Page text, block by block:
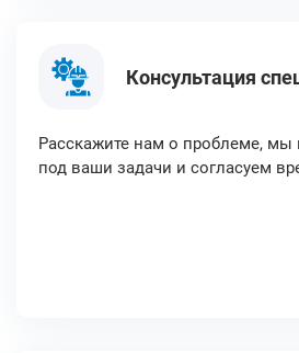
Консультация
Расскажите нам о проблеме, мы
под ваши задачи и согласуем